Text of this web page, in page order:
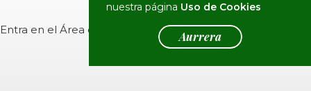
nuestra página Uso de Cookies
Aurrera
Entra en el Área de Socios para ver el evento.